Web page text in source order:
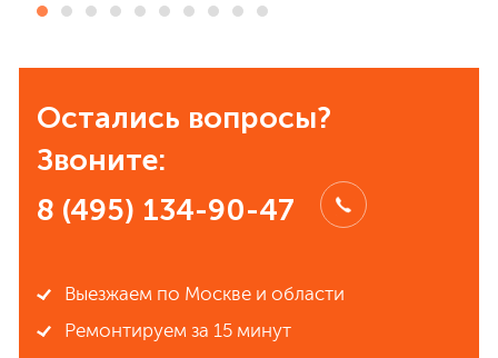
порадовал, без лишнего ожидания и
рекомендовать всем знакомым.
Остались вопросы?
Звоните:
8 (495) 134-90-47
Выезжаем по Москве и области
Ремонтируем за 15 минут